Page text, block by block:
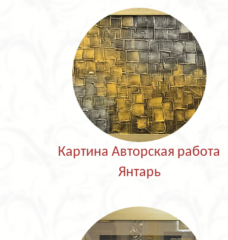
Картина Авторская работа
Янтарь